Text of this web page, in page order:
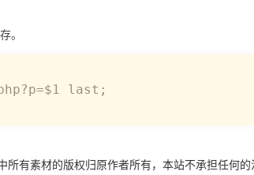
。
last;
有素材的版权归原作者所有，本站不承担任何的